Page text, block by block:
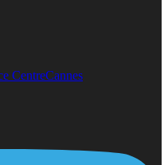
CentreCannes